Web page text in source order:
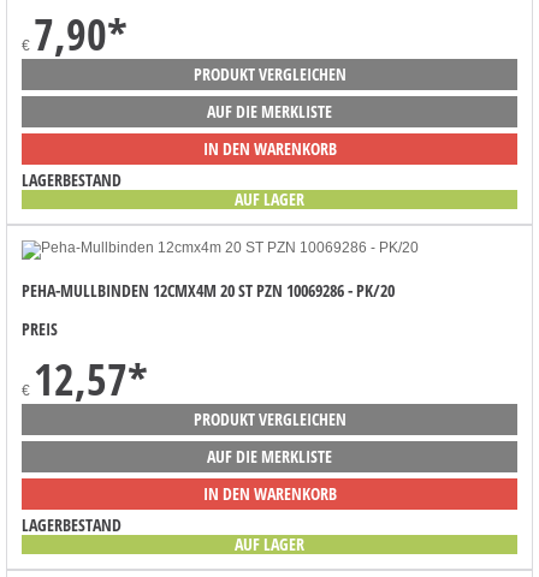
€ 7,90*
PRODUKT VERGLEICHEN
AUF DIE MERKLISTE
IN DEN WARENKORB
LAGERBESTAND
AUF LAGER
PEHA-MULLBINDEN 12CMX4M 20 ST PZN 10069286 - PK/20
PREIS
€ 12,57*
PRODUKT VERGLEICHEN
AUF DIE MERKLISTE
IN DEN WARENKORB
LAGERBESTAND
AUF LAGER